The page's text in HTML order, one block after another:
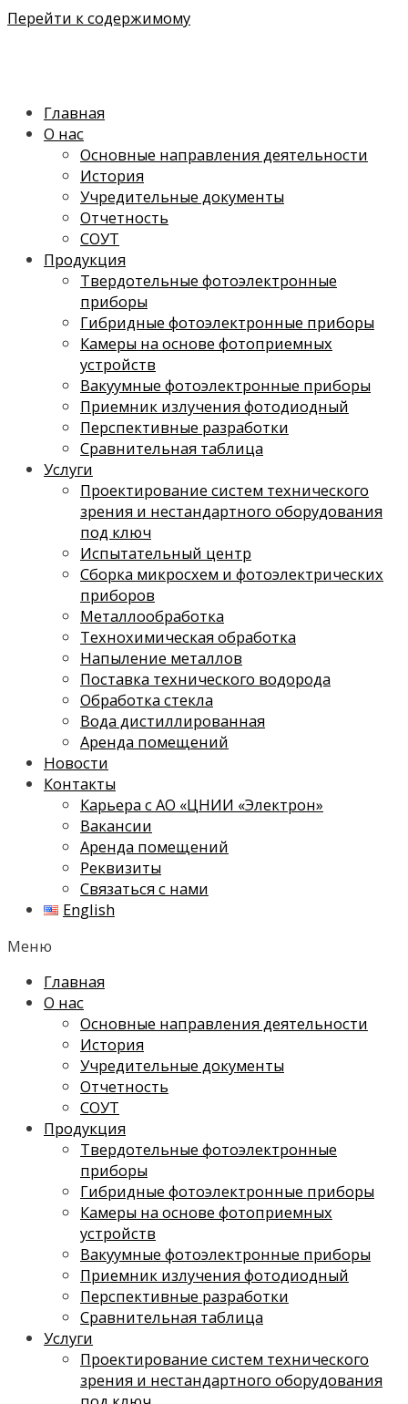
Перейти к содержимому
Главная
О нас
Основные направления деятельности
История
Учредительные документы
Отчетность
СОУТ
Продукция
Твердотельные фотоэлектронные
приборы
Гибридные фотоэлектронные приборы
Камеры на основе фотоприемных
устройств
Вакуумные фотоэлектронные приборы
Приемник излучения фотодиодный
Перспективные разработки
Сравнительная таблица
Услуги
Проектирование систем технического
зрения и нестандартного оборудования
под ключ
Испытательный центр
Сборка микросхем и фотоэлектрических
приборов
Металлообработка
Технохимическая обработка
Напыление металлов
Поставка технического водорода
Обработка стекла
Вода дистиллированная
Аренда помещений
Новости
Контакты
Карьера с АО «ЦНИИ «Электрон»
Вакансии
Аренда помещений
Реквизиты
Связаться с нами
English
Меню
Главная
О нас
Основные направления деятельности
История
Учредительные документы
Отчетность
СОУТ
Продукция
Твердотельные фотоэлектронные
приборы
Гибридные фотоэлектронные приборы
Камеры на основе фотоприемных
устройств
Вакуумные фотоэлектронные приборы
Приемник излучения фотодиодный
Перспективные разработки
Сравнительная таблица
Услуги
Проектирование систем технического
зрения и нестандартного оборудования